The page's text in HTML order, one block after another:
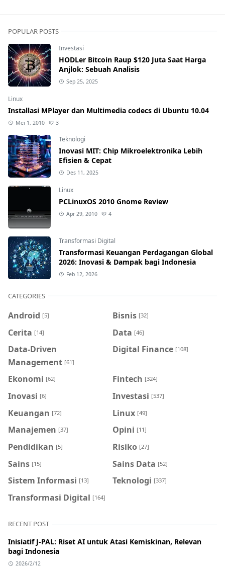
POPULAR POSTS
Investasi
HODLer Bitcoin Raup $120 Juta Saat Harga
Anjlok: Sebuah Analisis
Sep 25, 2025
Linux
Installasi MPlayer dan Multimedia codecs di Ubuntu 10.04
Mei 1, 2010 3
Teknologi
Inovasi MIT: Chip Mikroelektronika Lebih
Efisien & Cepat
Des 11, 2025
Linux
PCLinuxOS 2010 Gnome Review
Apr 29, 2010 4
Transformasi Digital
Transformasi Keuangan Perdagangan Global
2026: Inovasi & Dampak bagi Indonesia
Feb 12, 2026
CATEGORIES
Android [5] Bisnis [32]
Cerita [14] Data [46]
Data-Driven
Management [61]
Digital Finance [108]
Ekonomi [62] Fintech [324]
Inovasi [6] Investasi [537]
Keuangan [72] Linux [49]
Manajemen [37] Opini [11]
Pendidikan [5] Risiko [27]
Sains [15] Sains Data [52]
Sistem Informasi [13] Teknologi [337]
Transformasi Digital [164]
RECENT POST
Inisiatif J-PAL: Riset AI untuk Atasi Kemiskinan, Relevan
bagi Indonesia
2026/2/12